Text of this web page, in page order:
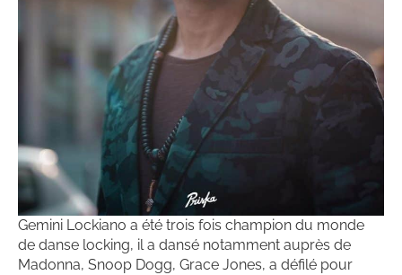
Gemini Lockiano a été trois fois champion du monde
de danse locking, il a dansé notamment auprès de
Madonna, Snoop Dogg, Grace Jones, a défilé pour